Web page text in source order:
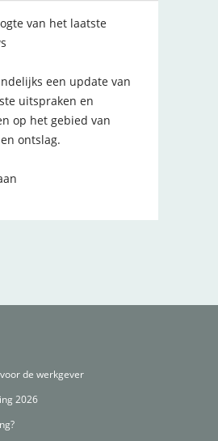
van het laatste
een update van
uitspraken en
op het gebied van
ontslag.
de werkgever
2026